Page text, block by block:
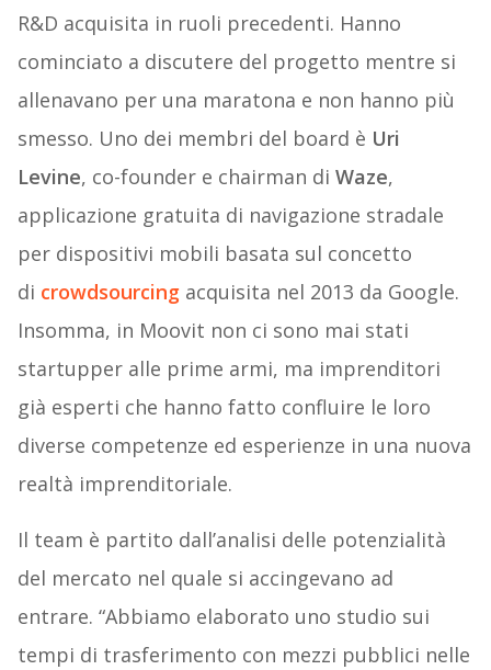
R&D acquisita in ruoli precedenti. Hanno
cominciato a discutere del progetto mentre si
allenavano per una maratona e non hanno più
smesso. Uno dei membri del board è Uri
Levine, co-founder e chairman di Waze,
applicazione gratuita di navigazione stradale
per dispositivi mobili basata sul concetto
di crowdsourcing acquisita nel 2013 da Google.
Insomma, in Moovit non ci sono mai stati
startupper alle prime armi, ma imprenditori
già esperti che hanno fatto confluire le loro
diverse competenze ed esperienze in una nuova
realtà imprenditoriale.
Il team è partito dall’analisi delle potenzialità
del mercato nel quale si accingevano ad
entrare. “Abbiamo elaborato uno studio sui
tempi di trasferimento con mezzi pubblici nelle